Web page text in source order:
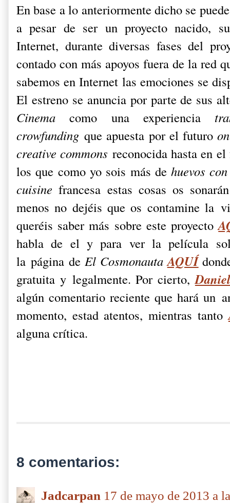
En base a lo anteriormente dicho se
a pesar de ser un proyecto nacido,
Internet, durante diversas fases del
contado con más apoyos fuera de la red
sabemos en Internet las emociones se
El estreno se anuncia por parte de sus
Cinema como una experiencia
crowfunding que apuesta por el futuro
creative commonsreconocida hasta en
los que como yo sois más dehuevos
cuisine francesa estas cosas os
menos no dejéis que os contamine la
queréis saber más sobre este proyecto
habla de el y para ver la película
la página deEl Cosmonauta AQUÍ
gratuita y legalmente. Por cierto,
algún comentario reciente que hará un
momento, estad atentos, mientras tanto
alguna crítica.
8 comentarios:
Jadcarpan 17 de mayo de 2013 a